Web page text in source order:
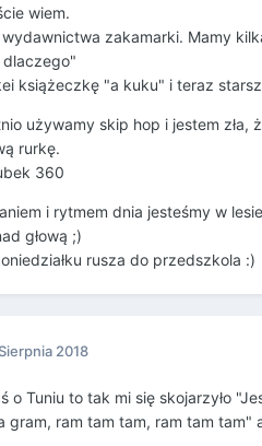
wiem.
zakamarki. Mamy
książeczkę "a kuku" i teraz
używamy skip hop i jestem zła,
rurkę.
360
i rytmem dnia jesteśmy w
głową ;)
rusza do przedszkola :)
2018
o Tuniu to tak mi się skojarzyło
gram, ram tam tam, ram tam